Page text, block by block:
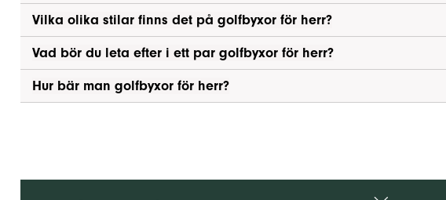
Vilka olika stilar finns det på golfbyxor för herr?
Vad bör du leta efter i ett par golfbyxor för herr?
Hur bär man golfbyxor för herr?